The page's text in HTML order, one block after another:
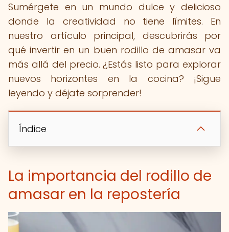
Sumérgete en un mundo dulce y delicioso
donde la creatividad no tiene límites. En
nuestro artículo principal, descubrirás por
qué invertir en un buen rodillo de amasar va
más allá del precio. ¿Estás listo para explorar
nuevos horizontes en la cocina? ¡Sigue
leyendo y déjate sorprender!
Índice
La importancia del rodillo de
amasar en la repostería